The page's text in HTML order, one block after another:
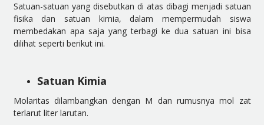
Satuan-satuan yang disebutkan di atas dibagi menjadi satuan
fisika dan satuan kimia, dalam mempermudah siswa
membedakan apa saja yang terbagi ke dua satuan ini bisa
dilihat seperti berikut ini.
Satuan Kimia
Molaritas dilambangkan dengan M dan rumusnya mol zat
terlarut liter larutan.